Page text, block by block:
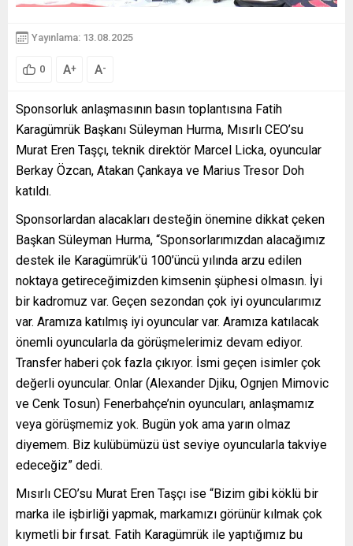
Yayınlama: 13.08.2025
0 A+ A-
Sponsorluk anlaşmasının basın toplantısına Fatih
Karagümrük Başkanı Süleyman Hurma, Mısırlı CEO’su
Murat Eren Taşçı, teknik direktör Marcel Licka, oyuncular
Berkay Özcan, Atakan Çankaya ve Marius Tresor Doh
katıldı.
Sponsorlardan alacakları desteğin önemine dikkat çeken
Başkan Süleyman Hurma, “Sponsorlarımızdan alacağımız
destek ile Karagümrük’ü 100’üncü yılında arzu edilen
noktaya getireceğimizden kimsenin şüphesi olmasın. İyi
bir kadromuz var. Geçen sezondan çok iyi oyuncularımız
var. Aramıza katılmış iyi oyuncular var. Aramıza katılacak
önemli oyuncularla da görüşmelerimiz devam ediyor.
Transfer haberi çok fazla çıkıyor. İsmi geçen isimler çok
değerli oyuncular. Onlar (Alexander Djiku, Ognjen Mimovic
ve Cenk Tosun) Fenerbahçe’nin oyuncuları, anlaşmamız
veya görüşmemiz yok. Bugün yok ama yarın olmaz
diyemem. Biz kulübümüzü üst seviye oyuncularla takviye
edeceğiz” dedi.
Mısırlı CEO’su Murat Eren Taşçı ise “Bizim gibi köklü bir
marka ile işbirliği yapmak, markamızı görünür kılmak çok
kıymetli bir fırsat. Fatih Karagümrük ile yaptığımız bu